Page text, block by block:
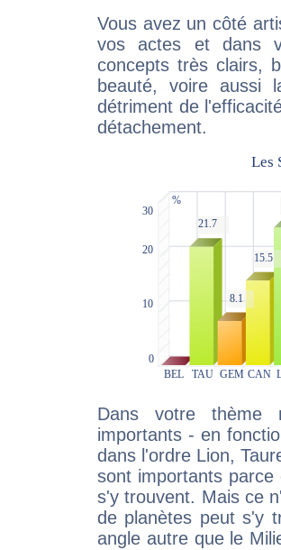
Vous avez un côté
vos actes et dans
concepts très clairs,
beauté, voire aussi
détriment de
détachement.
Dans votre thème
importants - en
dans l'ordre Lion,
sont importants parce
s'y trouvent. Mais ce
de planètes peut s'y
angle autre que le